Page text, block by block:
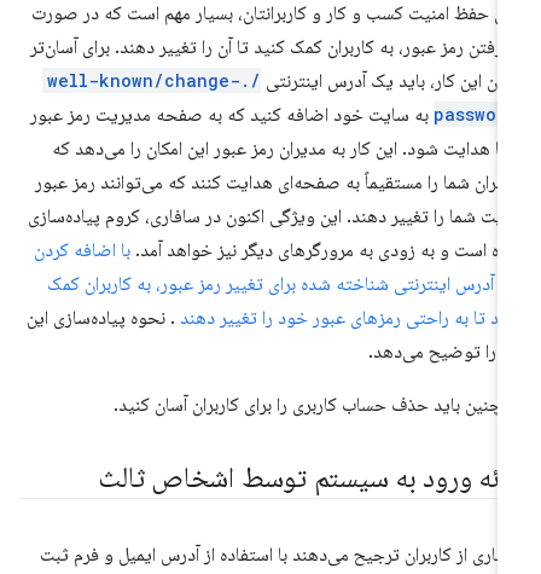
حفظ امنیت کسب و کار و کاربرانتان، بسیار مهم است که در صورت
رفتن رمز عبور، به کاربران کمک کنید تا آن را تغییر دهند. برای آسان‌تر
این کار، باید یک آدرس اینترنتی
/.well-known/change-
به سایت خود اضافه کنید که به صفحه مدیریت رمز عبور
هدایت شود. این کار به مدیران رمز عبور این امکان را می‌دهد که
شما را مستقیماً به صفحه‌ای هدایت کنند که می‌توانند رمز عبور
شما را تغییر دهند. این ویژگی اکنون در سافاری، کروم پیاده‌سازی
است و به زودی به مرورگرهای دیگر نیز خواهد آمد.با اضافه کردن
آدرس اینترنتی شناخته شده برای تغییر رمز عبور، به کاربران کمک
تا به راحتی رمزهای عبور خود را تغییر دهند. نحوه پیاده‌سازی این
را توضیح می‌دهد.
باید حذف حساب کاربری را برای کاربران آسان کنید.
ورود به سیستم توسط اشخاص ثالث
از کاربران ترجیح می‌دهند با استفاده از آدرس ایمیل و فرم ثبت